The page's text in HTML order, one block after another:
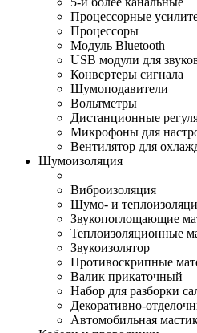
Процессорные
Процессоры
Модуль Bluetooth
USB модули для
Конвертеры сигнала
Шумоподавители
Вольтметры
Дистанционные
Микрофоны для
Вентилятор для
Шумоизоляция
Виброизоляция
Шумо- и
Звукопоглощающие
Теплоизоляционные
Звукоизолятор
Противоскрипные
Валик прикаточный
Набор для разборки
Декоративно-
Автомобильная